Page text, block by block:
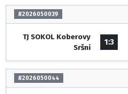
#2026050039
TJ SOKOL Koberovy
Sršni
1:3
#2026050044